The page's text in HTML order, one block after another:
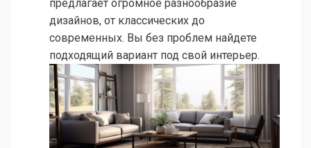
предлагает огромное разнообразие
дизайнов, от классических до
современных. Вы без проблем найдете
подходящий вариант под свой интерьер.